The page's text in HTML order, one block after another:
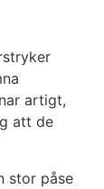
artigt,
att de
stor påse